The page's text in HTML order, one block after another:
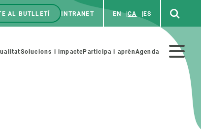
AL BUTLLETÍ INTRANET EN CA ES
Solucions i impacteParticipa i aprènAgenda